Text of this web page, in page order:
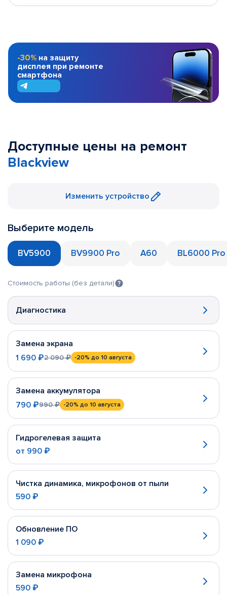
-30% на защиту
дисплея при ремонте
смартфона
Доступные цены на ремонт
Blackview
Изменить устройство
Выберите модель
BV5900 BV9900 Pro A60 BL6000 Pro
Стоимость работы (без детали)
Диагностика
Замена экрана
1 690 ₽2 090 ₽ -20% до 10 августа
Замена аккумулятора
790 ₽990 ₽ -20% до 10 августа
Гидрогелевая защита
от 990 ₽
Чистка динамика, микрофонов от пыли
590 ₽
Обновление ПО
1 090 ₽
Замена микрофона
590 ₽